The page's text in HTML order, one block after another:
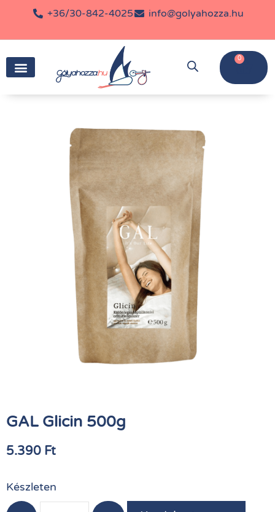
+36/30-842-4025 info@golyahozza.hu
0
GAL Glicin 500g
5.390 Ft
Készleten